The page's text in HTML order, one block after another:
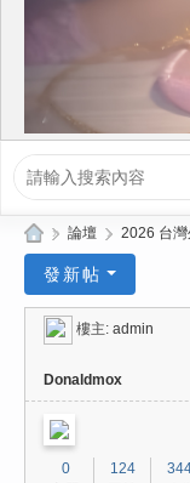
ee
» 論壇 › 2026 台
發新帖
樓主: admin
Donaldmox
0
124